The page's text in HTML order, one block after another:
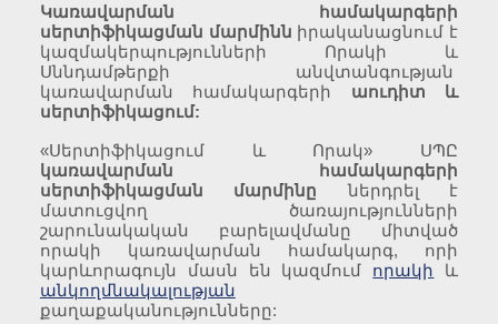
Կառավարման
համակարգերի
սերտիֆիկացման մարմինն իրականացնում է
կազմակերպությունների Որակի և
Սննդամթերքի անվտանգության
կառավարման համակարգերի աուդիտ և
սերտիֆիկացում:
«Սերտիֆիկացում և Որակ» ՍՊԸ
կառավարման համակարգերի
սերտիֆիկացման մարմինը ներդրել է
մատուցվող ծառայությունների
շարունակական բարելավմանը միտված
որակի կառավարման համակարգ, որի
կարևորագույն մասն են կազմում որակի
և
անկողմնակալության
քաղաքականությունները: